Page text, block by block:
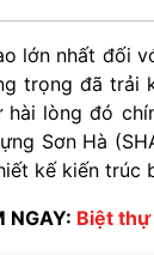
lớn nhất đối
trọng đã trải
hài lòng đó
Sơn Hà
kế kiến trúc
NGAY: Biệt